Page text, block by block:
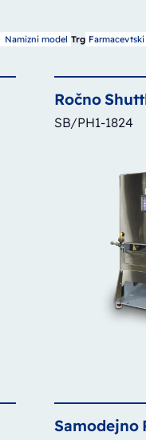
Namizni model Trg Farmacevtski
Ročno
SB/PH1-1824
Samodejno